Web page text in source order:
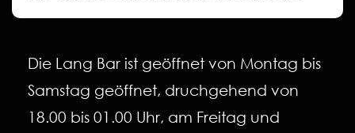
Die Lang Bar ist geöffnet von Montag bis
Samstag geöffnet, druchgehend von
18.00 bis 01.00 Uhr, am Freitag und